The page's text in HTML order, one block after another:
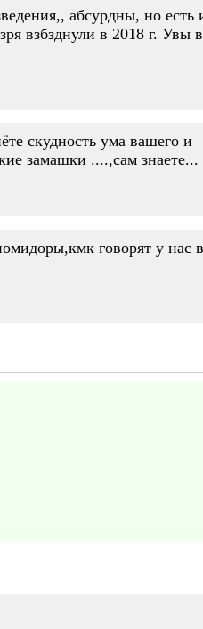
абсурдны, но есть
взбзднули в 2018 г. Увы
скудность ума вашего и
замашки ....,сам знаете...
говорят у нас в